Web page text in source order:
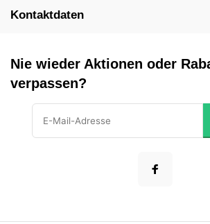
Kontaktdaten
Nie wieder Aktionen oder
verpassen?